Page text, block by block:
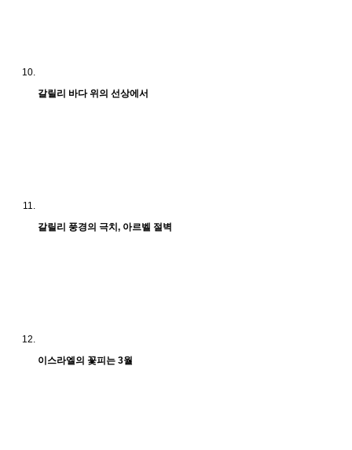
갈릴리 바다 위의 선상에서
갈릴리 풍경의 극치, 아르벨 절벽
이스라엘의 꽃피는 3월